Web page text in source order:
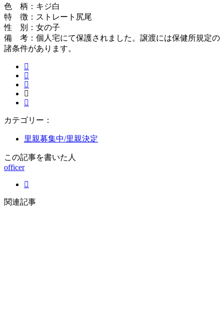
色 柄：キジ白
特 徴：ストレート尻尾
性 別：女の子
備 考：個人宅にて保護されました。譲渡には保健所規定の
諸条件があります。
カテゴリー：
里親募集中/里親決定
この記事を書いた人
officer
関連記事